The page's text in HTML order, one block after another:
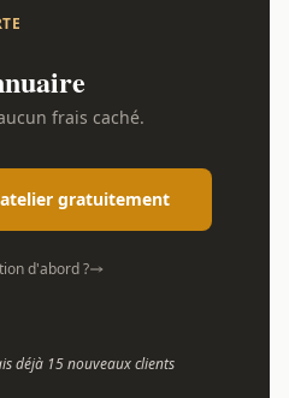
frais caché.
gratuitement
d'abord ?
déjà 15 nouveaux clients